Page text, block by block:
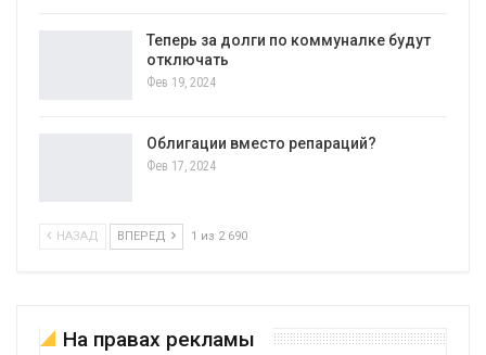
Теперь за долги по коммуналке будут
отключать
Фев 19, 2024
Облигации вместо репараций?
Фев 17, 2024
НАЗАД ВПЕРЕД 1 из 2 690
На правах рекламы